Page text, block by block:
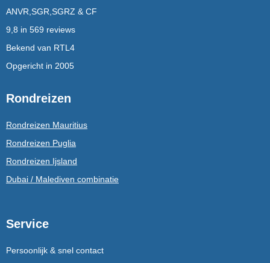
ANVR,SGR,SGRZ & CF
9,8 in 569 reviews
Bekend van RTL4
Opgericht in 2005
Rondreizen
Rondreizen Mauritius
Rondreizen Puglia
Rondreizen Ijsland
Dubai / Malediven combinatie
Service
Persoonlijk & snel contact